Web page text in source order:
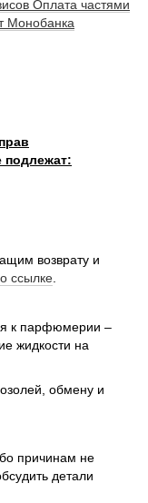
Оплата частями
Монобанка
подлежат:
возврату и
ссылке.
к парфюмерии –
жидкости на
обмену и
причинам не
детали